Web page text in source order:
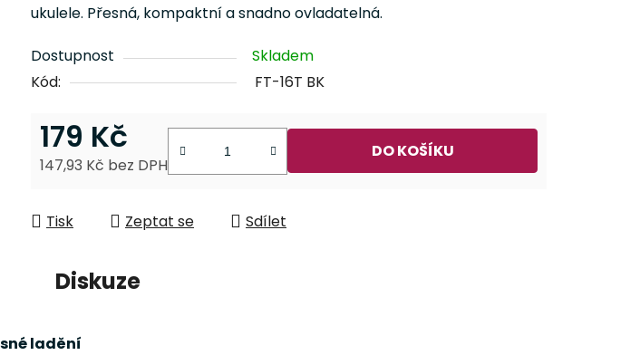
hvězdiček.
ukulele. Přesná, kompaktní a snadno ovladatelná.
Dostupnost
Skladem
Kód:
FT-16T BK
179 Kč
147,93 Kč bez DPH
DO KOŠÍKU
Tisk Zeptat se Sdílet
Diskuze
ladění